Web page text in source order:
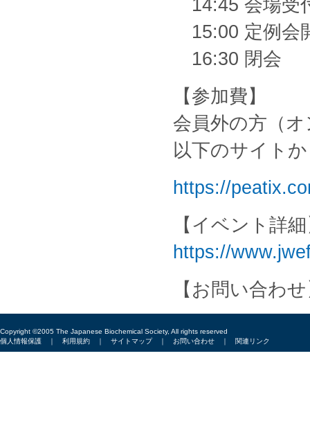
14:45 会場受
15:00 定例会
16:30 閉会
【参加費】
会員外の方（
以下のサイト
https://
【イベント詳
https://
【お問い合
Copyright ©2005 The Japanese Biochemical Society, All rights reserved
個人情報保護 ｜ 利用規約 ｜ サイトマップ｜ お問い合わせ ｜ 関連リンク